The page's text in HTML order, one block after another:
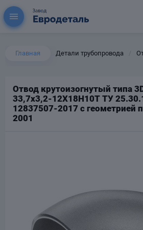
Главная Детали трубопровода
Отвод крутоизогнутый типа
33,7х3,2-12Х18Н10Т ТУ
12837507-2017 с геометрией
2001
для труб
Колена для труб
Тройники стальные